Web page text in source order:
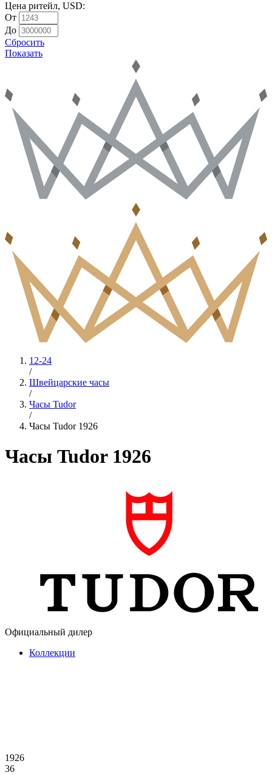
Цена ритейл, USD:
От
До
Сбросить
Показать
12-24
/
Швейцарские часы
/
Часы Tudor
/
Часы Tudor 1926
Часы Tudor 1926
Официальный дилер
Коллекции
1926
36